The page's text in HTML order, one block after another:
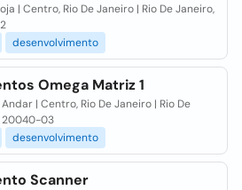
| Centro, Rio De Janeiro | Rio De Janeiro,
desenvolvimento
Omega Matriz 1
| Centro, Rio De Janeiro | Rio De
20040-03
desenvolvimento
Scanner